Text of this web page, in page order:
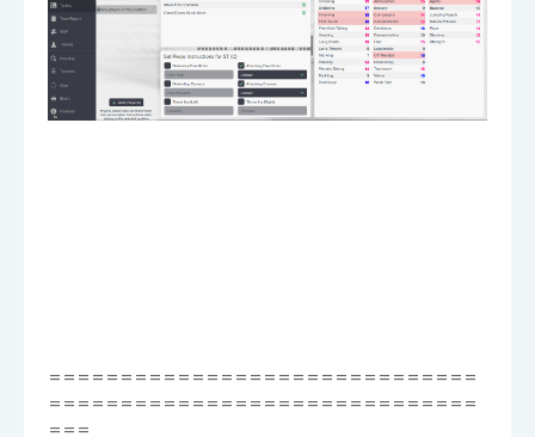
==============================
==============================
===